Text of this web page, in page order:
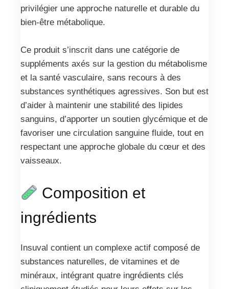
privilégier une approche naturelle et durable du
bien-être métabolique.
Ce produit s’inscrit dans une catégorie de
suppléments axés sur la gestion du métabolisme
et la santé vasculaire, sans recours à des
substances synthétiques agressives. Son but est
d’aider à maintenir une stabilité des lipides
sanguins, d’apporter un soutien glycémique et de
favoriser une circulation sanguine fluide, tout en
respectant une approche globale du cœur et des
vaisseaux.
Composition et
ingrédients
Insuval contient un complexe actif composé de
substances naturelles, de vitamines et de
minéraux, intégrant quatre ingrédients clés